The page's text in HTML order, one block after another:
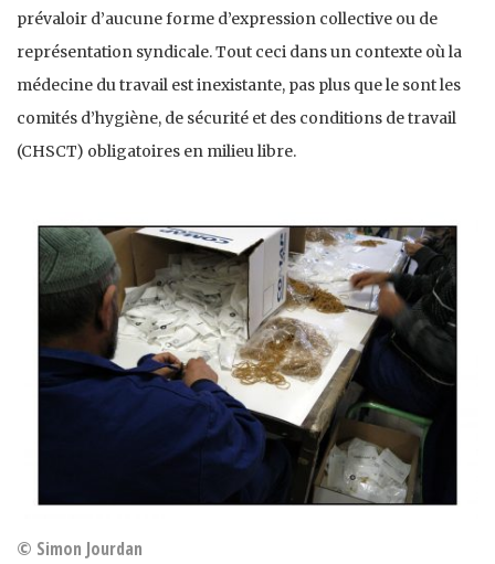
prévaloir d’aucune forme d’expression collective ou de
représentation syndicale. Tout ceci dans un contexte où la
médecine du travail est inexistante, pas plus que le sont les
comités d’hygiène, de sécurité et des conditions de travail
(CHSCT) obligatoires en milieu libre.
© Simon Jourdan